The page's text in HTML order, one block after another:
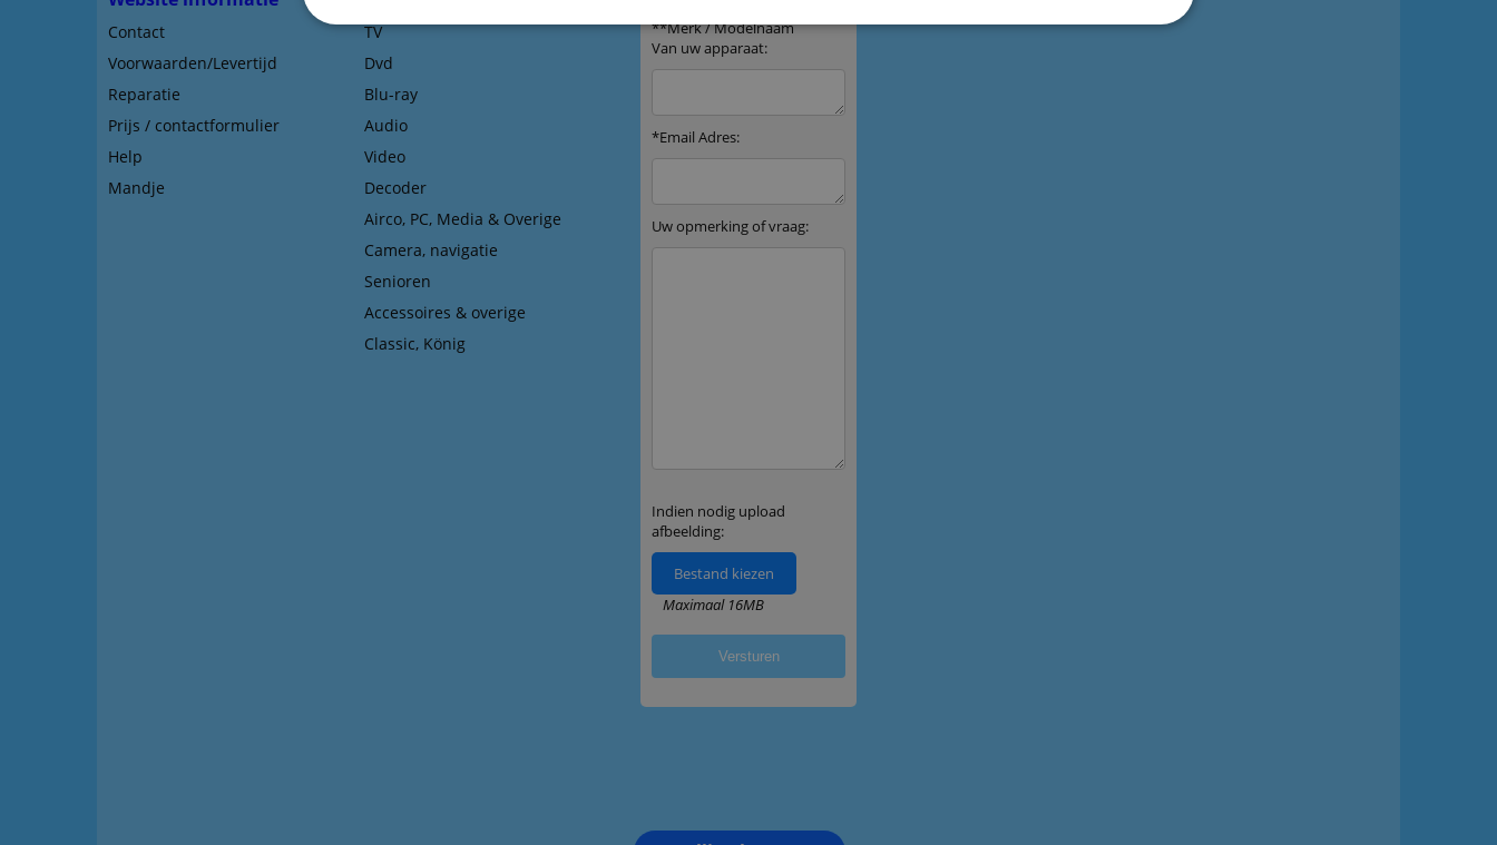
Contact
Voorwaarden/Levertijd
Reparatie
Prijs / contactformulier
Help
Mandje
TV
Dvd
Blu-ray
Audio
Video
Decoder
Airco, PC, Media & Overige
Camera, navigatie
Senioren
Accessoires & overige
Classic, König